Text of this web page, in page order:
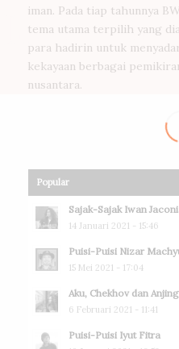
iman. Pada tiap tahunnya
tema utama terpilih yang
para hadirin untuk
kekayaan berbagai
nusantara.
Popular
Sajak-Sajak Iwan
14 Januari 2021 - 15:46
Puisi-Puisi Nizar
15 Mei 2021 - 17:04
Aku, Chekhov dan
6 Februari 2021 - 11:41
Puisi-Puisi Iyut Fitra